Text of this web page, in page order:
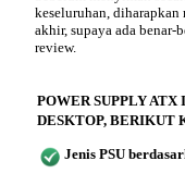
keseluruhan, diharapkan
akhir, supaya ada benar-
review.
POWER SUPPLY ATX
DESKTOP, BERIKUT
Jenis PSU